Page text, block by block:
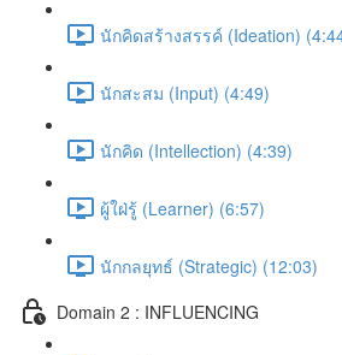
นักคิดสร้างสรรค์ (Ideation)
นักสะสม (Input) (4:49)
นักคิด (Intellection) (4:39)
ผู้ใฝ่รู้ (Learner) (6:57)
นักกลยุทธ์ (Strategic) (12:03)
Domain 2 : INFLUENCING